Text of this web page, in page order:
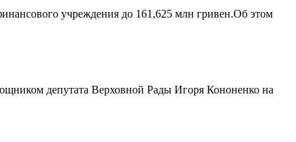
учреждения до 161,625 млн гривен.Об этом
депутата Верховной Рады Игоря Кононенко на